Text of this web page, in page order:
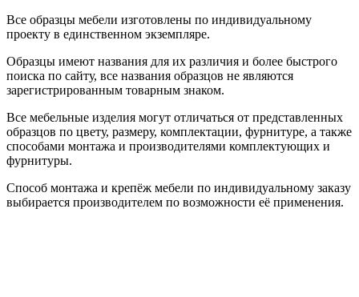
Все образцы мебели изготовлены по индивидуальному
проекту в единственном экземпляре.
Образцы имеют названия для их различия и более быстрого
поиска по сайту, все названия образцов не являются
зарегистрированным товарным знаком.
Все мебельные изделия могут отличаться от представленных
образцов по цвету, размеру, комплектации, фурнитуре, а также
способами монтажа и производителями комплектующих и
фурнитуры.
Способ монтажа и крепёж мебели по индивидуальному заказу
выбирается производителем по возможности её применения.